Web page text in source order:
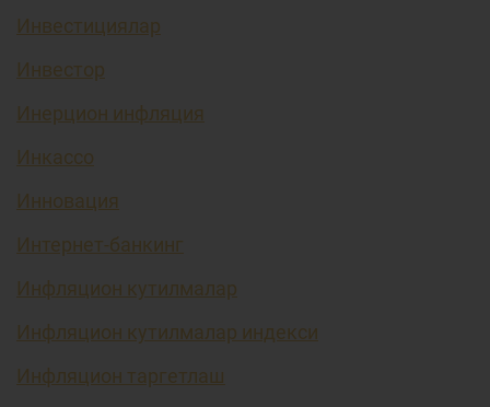
Инвестициялар
Инвестор
Инерцион инфляция
Инкассо
Инновация
Интернет-банкинг
Инфляцион кутилмалар
Инфляцион кутилмалар индекси
Инфляцион таргетлаш